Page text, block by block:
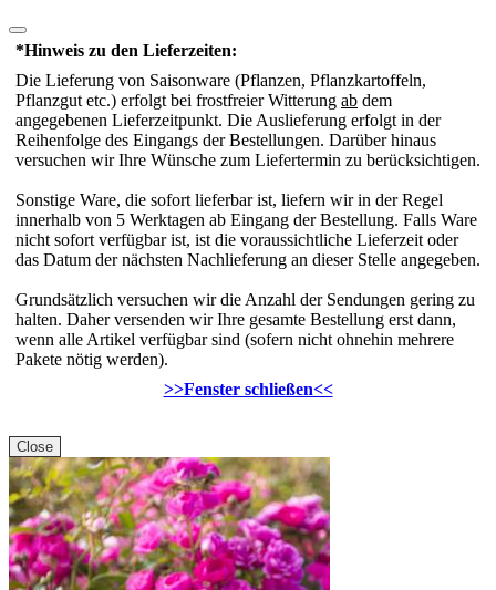
*Hinweis zu den Lieferzeiten:
Die Lieferung von Saisonware (Pflanzen, Pflanzkartoffeln,
Pflanzgut etc.) erfolgt bei frostfreier Witterung ab dem
angegebenen Lieferzeitpunkt. Die Auslieferung erfolgt in der
Reihenfolge des Eingangs der Bestellungen. Darüber hinaus
versuchen wir Ihre Wünsche zum Liefertermin zu berücksichtigen.
Sonstige Ware, die sofort lieferbar ist, liefern wir in der Regel
innerhalb von 5 Werktagen ab Eingang der Bestellung. Falls Ware
nicht sofort verfügbar ist, ist die voraussichtliche Lieferzeit oder
das Datum der nächsten Nachlieferung an dieser Stelle angegeben.
Grundsätzlich versuchen wir die Anzahl der Sendungen gering zu
halten. Daher versenden wir Ihre gesamte Bestellung erst dann,
wenn alle Artikel verfügbar sind (sofern nicht ohnehin mehrere
Pakete nötig werden).
>>Fenster schließen<<
Close